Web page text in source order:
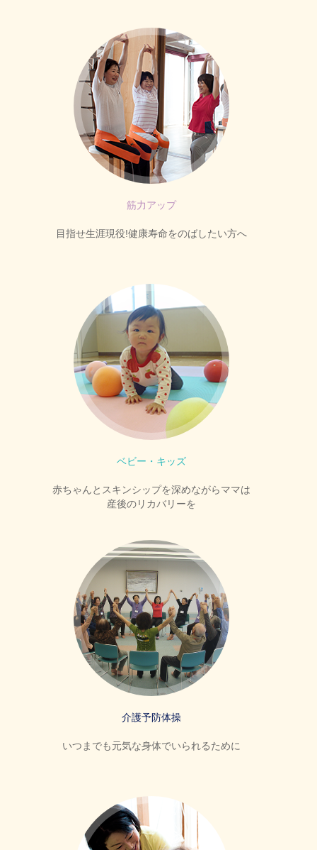
筋力アップ
目指せ生涯現役!健康寿命をのばしたい方へ
ベビー・キッズ
赤ちゃんとスキンシップを深めながらママは
産後のリカバリーを
介護予防体操
いつまでも元気な身体でいられるために